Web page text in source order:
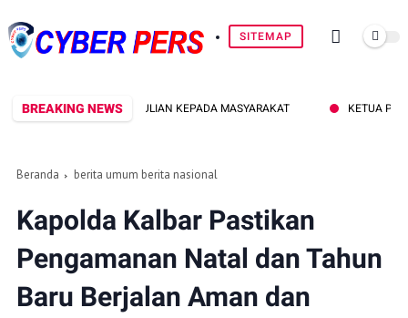
SITEMAP
BREAKING NEWS
DAN KEPEDULIAN KEPADA MASYARAKAT KETUA PEMUDA
Beranda berita umum berita nasional
Kapolda Kalbar Pastikan
Pengamanan Natal dan Tahun
Baru Berjalan Aman dan